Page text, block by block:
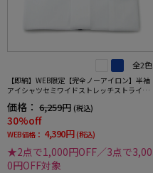
全2色
【即納】WEB限定【完全ノーアイロン】半袖
アイシャツセミワイドストレッチストライプi-
価格： 6,259円 (税込)
30%off
WEB価格： 4,390円 (税込)
★2点で1,000円OFF／3点で3,00
0円OFF対象